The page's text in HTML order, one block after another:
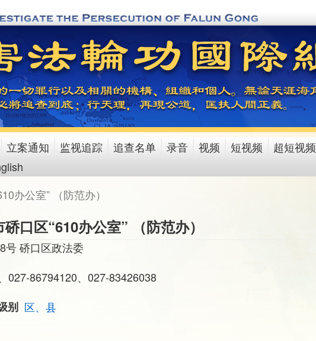
立案通知 监视追踪 追查名单 录音 视频 短视频 超短视频
办公室” （防范办）
口区“610办公室” （防范办）
号 硚口区政法委
027-86794120、027-83426038
别 区、县